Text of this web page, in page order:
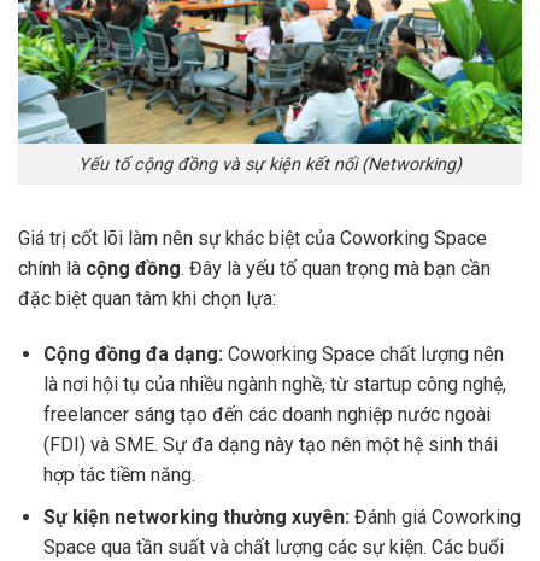
Yếu tố cộng đồng và sự kiện kết nối (Networking)
Giá trị cốt lõi làm nên sự khác biệt của Coworking Space
chính là cộng đồng. Đây là yếu tố quan trọng mà bạn cần
đặc biệt quan tâm khi chọn lựa:
Cộng đồng đa dạng:Coworking Space chất lượng nên
là nơi hội tụ của nhiều ngành nghề, từ startup công nghệ,
freelancer sáng tạo đến các doanh nghiệp nước ngoài
(FDI) và SME. Sự đa dạng này tạo nên một hệ sinh thái
hợp tác tiềm năng.
Sự kiện networking thường xuyên: Đánh giá Coworking
Space qua tần suất và chất lượng các sự kiện. Các buổi